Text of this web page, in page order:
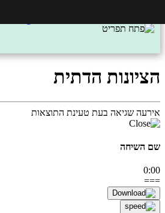
הציונות הדתית
אירעה שגיאה בעת טעינת התוצאות
שם השיחה
0:00
===